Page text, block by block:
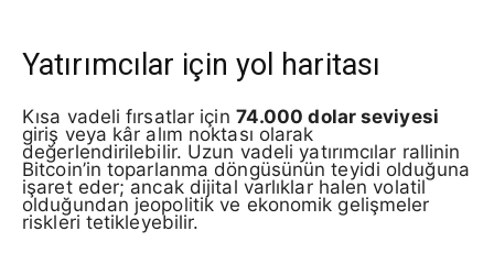
Yatırımcılar için yol haritası
Kısa vadeli fırsatlar için 74.000 dolar seviyesi
giriş veya kâr alım noktası olarak
değerlendirilebilir. Uzun vadeli yatırımcılar rallinin
Bitcoin’in toparlanma döngüsünün teyidi olduğuna
işaret eder; ancak dijital varlıklar halen volatil
olduğundan jeopolitik ve ekonomik gelişmeler
riskleri tetikleyebilir.